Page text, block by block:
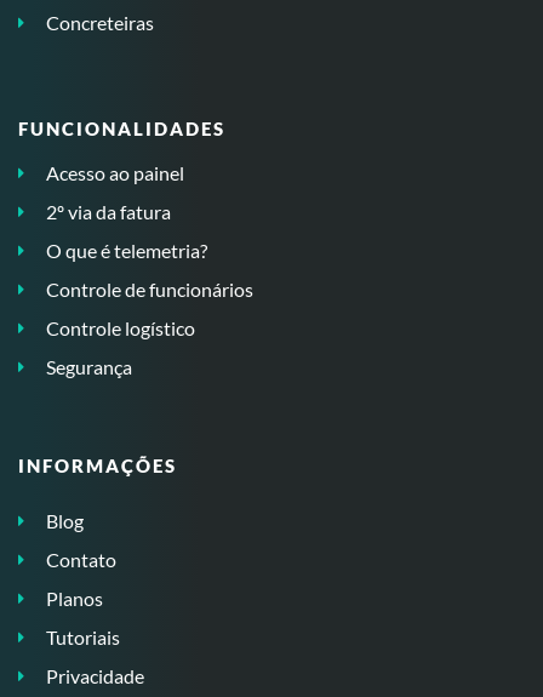
Concreteiras
FUNCIONALIDADES
Acesso ao painel
2º via da fatura
O que é telemetria?
Controle de funcionários
Controle logístico
Segurança
INFORMAÇÕES
Blog
Contato
Planos
Tutoriais
Privacidade